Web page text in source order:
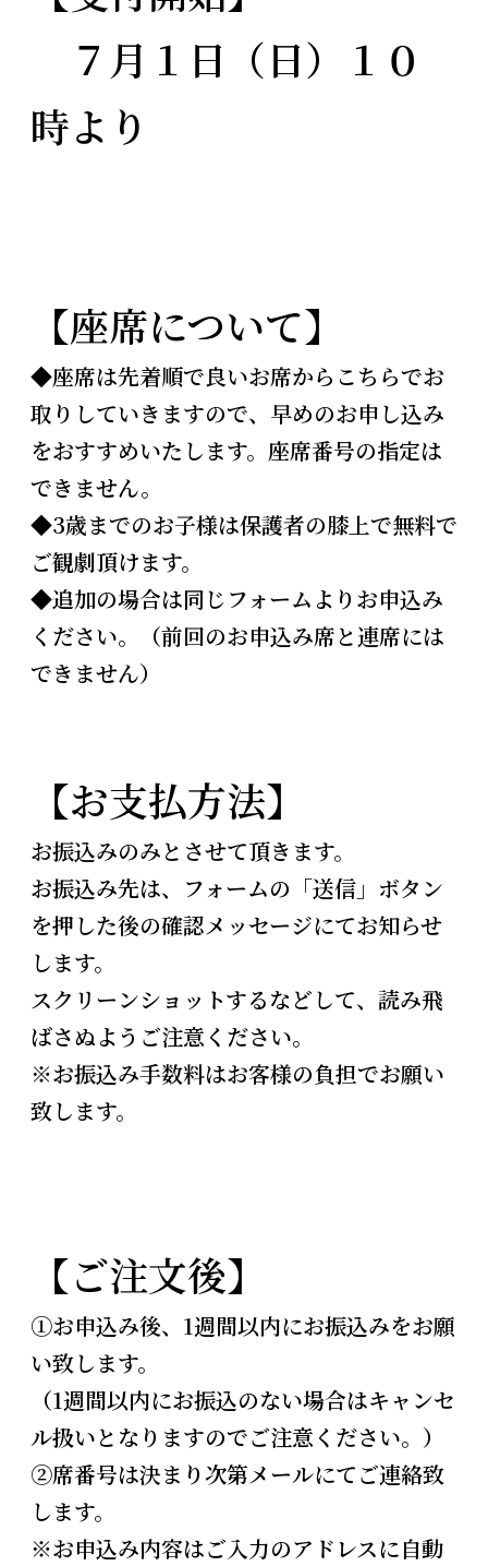
７月１日（日）１０
時より
【座席について】
◆座席は先着順で良いお席からこちらでお
取りしていきますので、早めのお申し込み
をおすすめいたします。座席番号の指定は
できません。
◆3歳までのお子様は保護者の膝上で無料で
ご観劇頂けます。
◆追加の場合は同じフォームよりお申込み
ください。（前回のお申込み席と連席には
できません）
【お支払方法】
お振込みのみとさせて頂きます。
お振込み先は、フォームの「送信」ボタン
を押した後の確認メッセージにてお知らせ
します。
スクリーンショットするなどして、読み飛
ばさぬようご注意ください。
※お振込み手数料はお客様の負担でお願い
致します。
【ご注文後】
①お申込み後、1週間以内にお振込みをお願
い致します。
（1週間以内にお振込のない場合はキャンセ
ル扱いとなりますのでご注意ください。）
②席番号は決まり次第メールにてご連絡致
します。
※お申込み内容はご入力のアドレスに自動